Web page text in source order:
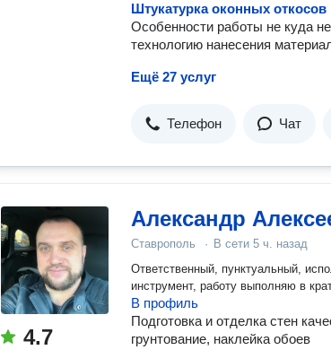
Штукатурка оконных откосов
Особенности работы не куда
технологию нанесения
Ещё 27 услуг
Телефон Чат
4.7
Александр
Ставрополь · В сети 5 ч. назад
Ответственный, пунктуальный,
инструмент, работу выполняю в
В профиль
Подготовка и отделка стен
грунтование, наклейка обоев